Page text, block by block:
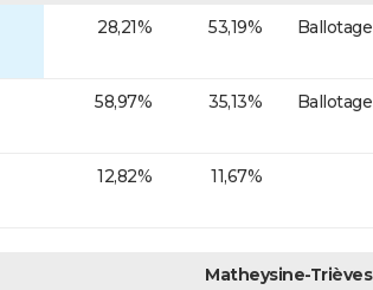
28,21% 53,19% Ballotage
58,97% 35,13% Ballotage
12,82% 11,67%
Matheysine-Trièves